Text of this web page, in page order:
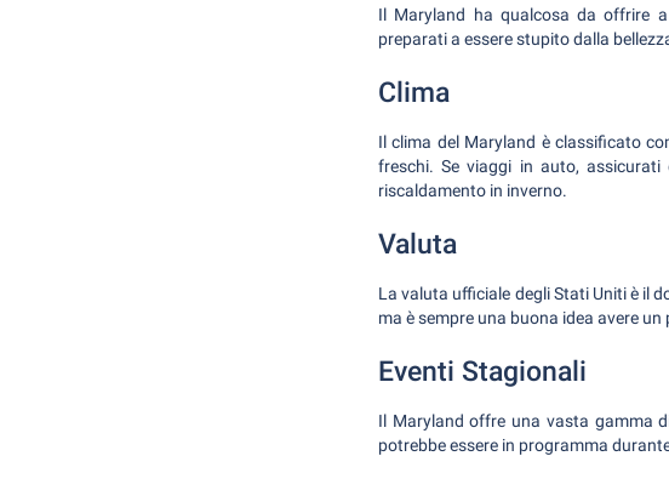
Il Maryland ha qualcosa da offrire
preparati a essere stupito dalla
Clima
Il clima del Maryland è classificato
freschi. Se viaggi in auto,
riscaldamento in inverno.
Valuta
La valuta ufficiale degli Stati Uniti è il
ma è sempre una buona idea avere
Eventi Stagionali
Il Maryland offre una vasta gamma
potrebbe essere in programma